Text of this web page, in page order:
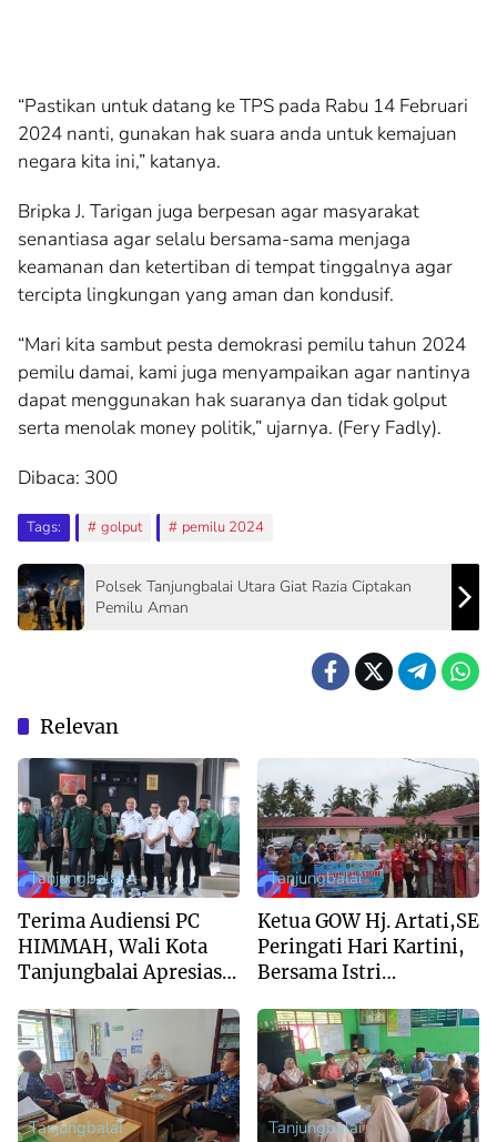
“Pastikan untuk datang ke TPS pada Rabu 14 Februari
2024 nanti, gunakan hak suara anda untuk kemajuan
negara kita ini,” katanya.
Bripka J. Tarigan juga berpesan agar masyarakat
senantiasa agar selalu bersama-sama menjaga
keamanan dan ketertiban di tempat tinggalnya agar
tercipta lingkungan yang aman dan kondusif.
“Mari kita sambut pesta demokrasi pemilu tahun 2024
pemilu damai, kami juga menyampaikan agar nantinya
dapat menggunakan hak suaranya dan tidak golput
serta menolak money politik,” ujarnya. (Fery Fadly).
Dibaca: 300
Tags: golput pemilu 2024
Polsek Tanjungbalai Utara Giat Razia Ciptakan
Pemilu Aman
Relevan
Tanjungbalai
Terima Audiensi PC
HIMMAH, Wali Kota
Tanjungbalai Apresiasi
Al Washliyah
Tanjungbalai
Ketua GOW Hj. Artati,SE
Peringati Hari Kartini,
Bersama Istri
Panti Jompo Asahan
Tanjungbalai Tanjungbalai